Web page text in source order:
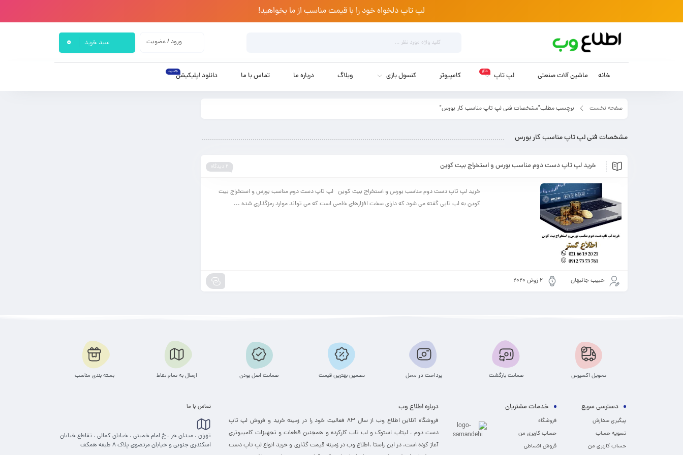
لپ تاپ دلخواه خود را با قیمت مناسب از ما بخواهید!
ورود / عضویت سبد خرید 0
خانه ماشین آلات صنعتی لپ تاپ داغ کامپیوتر کنسول بازی وبلاگ درباره ما تماس با ما دانلود اپلیکیشنجدید
صفحه نخست برچسب مطلب"مشخصات فنی لپ تاپ مناسب کار بورس"
مشخصات فنی لپ تاپ مناسب کار بورس
2 دیدگاه خرید لپ تاپ دست دوم مناسب بورس و استخراج بیت کوین
خرید لپ تاپ دست دوم مناسب بورس و استخراج بیت کوین لپ تاپ دست دوم مناسب بورس و استخراج بیت
کوین به لپ تاپی گفته می شود که دارای سخت افزارهای خاصی است که می تواند موارد رمزگذاری شده ...
حبیب جانبهان 2 ژوئن 2020
تحویل اکسپرس ضمانت بازگشت پرداخت در محل تضمین بهترین قیمت ضمانت اصل بودن ارسال به تمام نقاط بسته بندی مناسب
دسترسی سریع
پیگیری سفارش
تسویه حساب
حساب کاربری من
خدمات مشتریان
فروشگاه
حساب کاربری من
فروش اقساطی
درباره اطلاع وب
فروشگاه آنلاین اطلاع وب از سال 83 فعالیت خود را در زمینه خرید و فروش لپ تاپ
دست دوم ، لپتاپ استوک و لب تاب کارکرده و همچنین قطعات و تجهیزات کامپیوتری
آغاز کرده است. در این راستا ،‌اطلاع وب در زمینه قیمت گذاری و خرید انواع لپ تاپ دست
تماس با ما
تهران ، میدان حر ، خ امام خمینی ، خیابان کمالی ، تقاطع خیابان
اسکندری جنوبی و خیابان مرتضوی پلاک 8 طبقه همکف